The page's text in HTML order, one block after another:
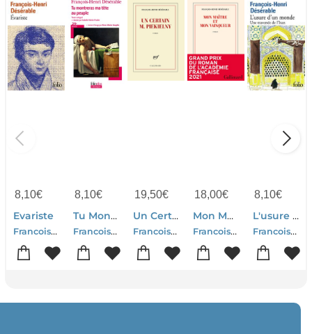
8,10€
Evariste
Francois-henri Deserable
8,10€
Tu Montreras Ma Tete Au Peuple
Francois-henri Deserable
19,50€
Un Certain M. Piekielny
Francois-henri Deserable
18,00€
Mon Maitre Et Mon Vainqueur
Francois-henri Deserable
8,10€
L'usure D'un Monde : Une Traversee De L'iran
Francois-henri Deserable